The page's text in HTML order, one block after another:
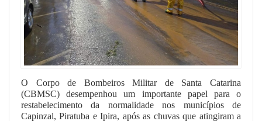
O Corpo de Bombeiros Militar de Santa Catarina
(CBMSC) desempenhou um importante papel para o
restabelecimento da normalidade nos municípios de
Capinzal, Piratuba e Ipira, após as chuvas que atingiram a